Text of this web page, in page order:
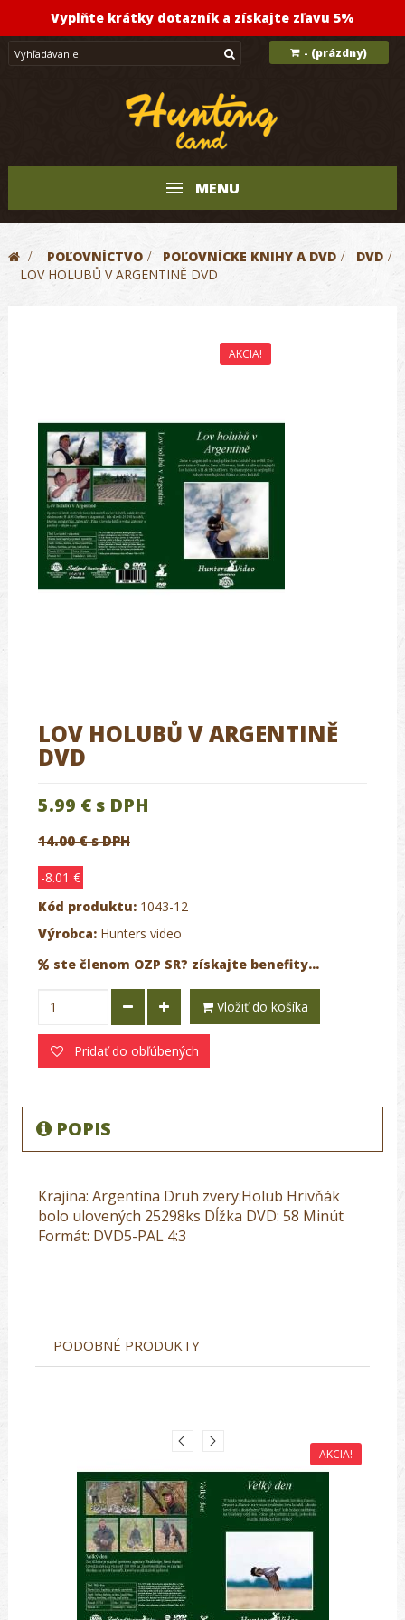
Vyplňte krátky dotazník a získajte zľavu 5%
- (prázdny)
MENU
> POĽOVNÍCTVO > POĽOVNÍCKE KNIHY A DVD >
DVD
LOV HOLUBŮ V ARGENTINĚ DVD
AKCIA!
LOV HOLUBŮ V ARGENTINĚ
DVD
5.99 € s DPH
14.00 € s DPH
-8.01 €
Kód produktu: 1043-12
Výrobca: Hunters video
ste členom OZP SR? získajte benefity...
Vložiť do košíka
Pridať do obľúbených
POPIS
Krajina: Argentína Druh zvery:Holub Hrivňák
bolo ulovených 25298ks Dĺžka DVD: 58 Minút
Formát: DVD5-PAL 4:3
PODOBNÉ PRODUKTY
AKCIA!